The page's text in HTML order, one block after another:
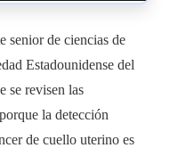
senior de ciencias de
Estadounidense del
se revisen las
la detección
de cuello uterino es